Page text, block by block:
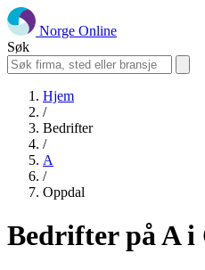
Norge Online
Søk
Hjem
/
Bedrifter
/
A
/
Oppdal
Bedrifter på A i